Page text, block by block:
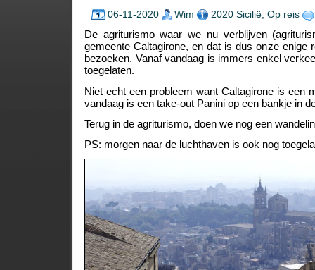
06-11-2020 Wim 2020 Sicilië, Op reis
De agriturismo waar we nu verblijven
gemeente Caltagirone, en dat is dus onze enige
bezoeken. Vanaf vandaag is immers enkel
toegelaten.
Niet echt een probleem want Caltagirone is een
vandaag is een take-out Panini op een bankje in
Terug in de agriturismo, doen we nog een
PS: morgen naar de luchthaven is ook nog